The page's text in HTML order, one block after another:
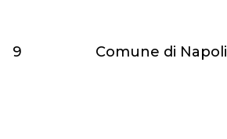
9 Comune di Napoli